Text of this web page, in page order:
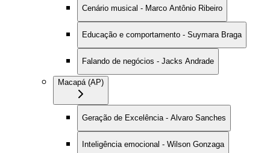
Cenário musical - Marco Antônio Ribeiro
Educação e comportamento - Suymara Braga
Falando de negócios - Jacks Andrade
Macapá (AP)
Geração de Excelência - Alvaro Sanches
Inteligência emocional - Wilson Gonzaga